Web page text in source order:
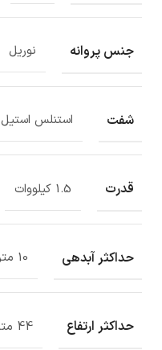
جنس پروانه نوریل
شفت استنلس استیل
قدرت 1.5 کیلووات
حداکثر آبدهی 10 متر مکعب در ساعت
حداکثر ارتفاع 44 متر